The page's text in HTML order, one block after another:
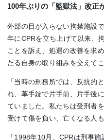
100年ぶりの「監獄法」改正
外部の目が入らない拘禁施設
年にCPRを立ち上げて以来、
ことを訴え、処遇の改善を求
たる自身の取り組みを交えてこ
「当時の刑務所では、反抗的
れ、革手錠で片手前、片手後
ていました。私たちは受刑者
受けて傷を負い、亡くなる人も
「1998年10月、CPRは刑事